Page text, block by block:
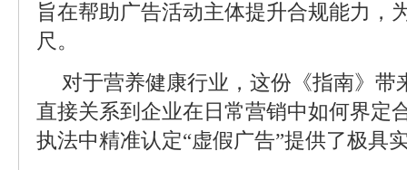
旨在帮助广告活动主体提升合规能力，
尺。
对于营养健康行业，这份《指南》带
直接关系到企业在日常营销中如何界定
执法中精准认定“虚假广告”提供了极具